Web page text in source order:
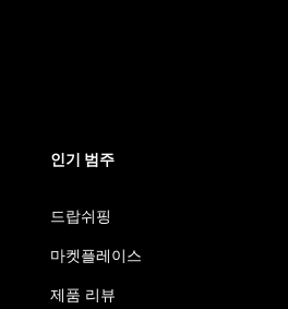
인기 범주
드랍쉬핑
마켓플레이스
제품 리뷰